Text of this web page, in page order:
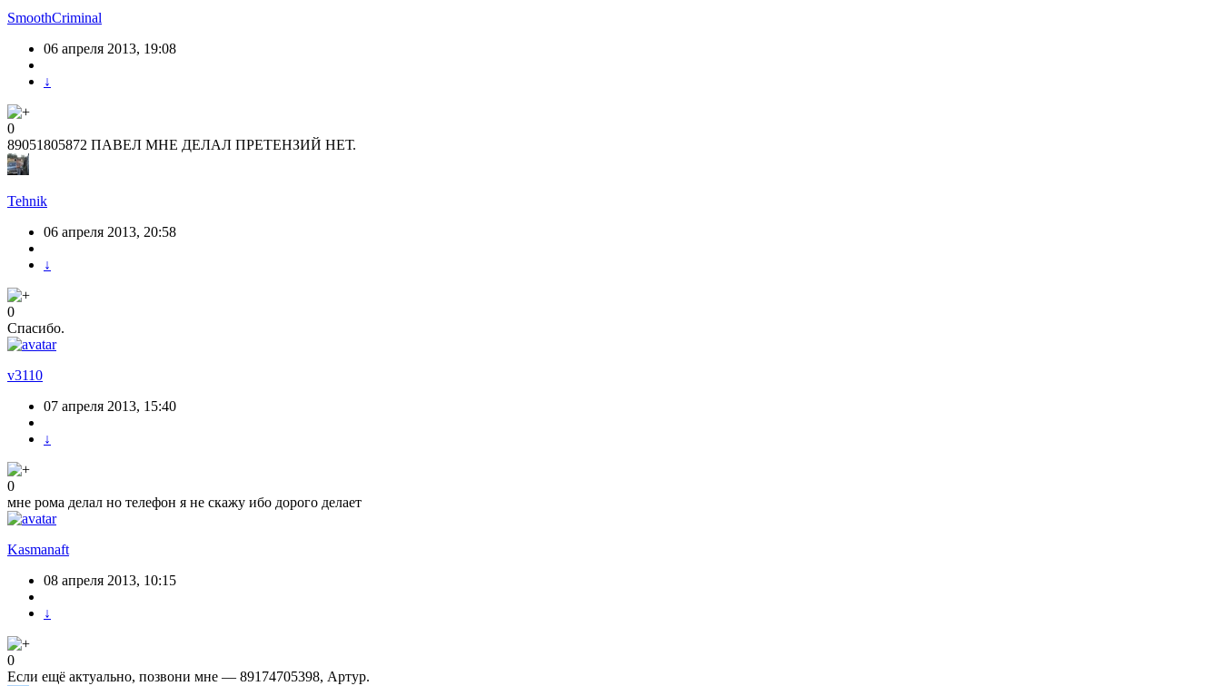
SmoothCriminal
06 апреля 2013, 19:08
↓
0
89051805872 ПАВЕЛ МНЕ ДЕЛАЛ ПРЕТЕНЗИЙ НЕТ.
Tehnik
06 апреля 2013, 20:58
↓
0
Спасибо.
v3110
07 апреля 2013, 15:40
↓
0
мне рома делал но телефон я не скажу ибо дорого делает
Kasmanaft
08 апреля 2013, 10:15
↓
0
Если ещё актуально, позвони мне — 89174705398, Артур.